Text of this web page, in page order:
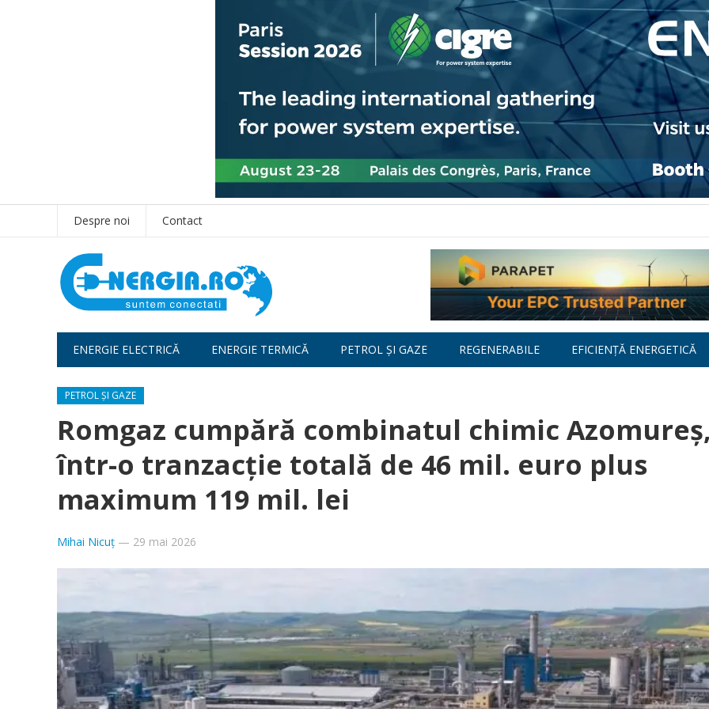
Despre noi Contact
ENERGIE ELECTRICĂ ENERGIE TERMICĂ PETROL ȘI GAZE REGENERABILE EFICIENȚĂ ENERGETICĂ
PETROL ȘI GAZE
Romgaz cumpără combinatul chimic
într-o tranzacție totală de 46 mil. euro plus
maximum 119 mil. lei
Mihai Nicuț — 29 mai 2026